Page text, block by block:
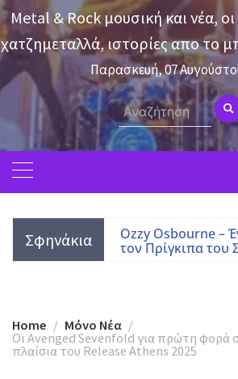
Metal & Rock μουσική και νέα,
χατζημεταλλά, ιστορίες απο το
Παρασκευή, 07
Search
for:
Σφηνάκια
Martin
Ozzy Osbourne –
τον Πρίγκιπα του
Home
Mόνο Νέα
Οι Avenged Sevenfold για πρώτη φορά
πλαίσια του Release Athens 2025